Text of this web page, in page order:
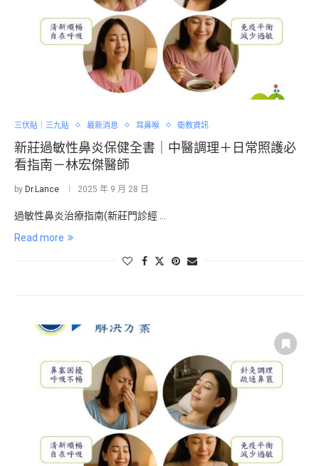
三伏貼｜三九貼 最新消息 耳鼻喉 衛教資訊
新莊過敏性鼻炎保健全書｜中醫調理＋日常照護必
看指南－林宏傑醫師
by Dr.Lance 2025 年 9 月 28 日
過敏性鼻炎治療指南(新莊門診經 …
Read more